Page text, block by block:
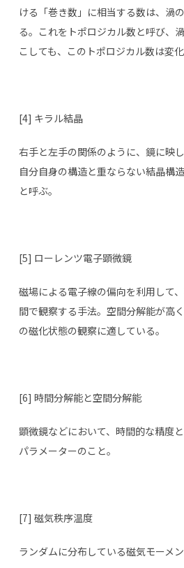
ける「巻き数」に相当する数は、渦
る。これをトポロジカル数と呼び、
こしても、このトポロジカル数は変化
[4] キラル結晶
右手と左手の関係のように、鏡に映
自分自身の構造と重ならない結晶構
と呼ぶ。
[5] ローレンツ電子顕微鏡
磁場による電子線の偏向を利用して
間で観察する手法。空間分解能が高
の磁化状態の観察に適している。
[6] 時間分解能と空間分解能
顕微鏡などにおいて、時間的な精度
パラメーターのこと。
[7] 磁気秩序温度
ランダムに分布している磁気モーメ